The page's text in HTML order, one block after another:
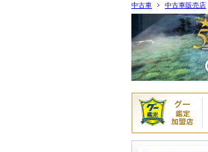
中古車 中古車販売店